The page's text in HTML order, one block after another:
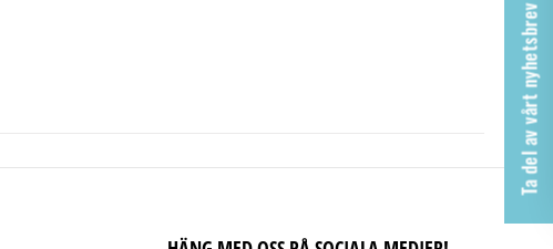
Ta del av vårt nyhetsbrev